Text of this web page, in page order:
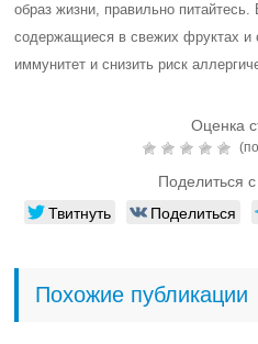
образ жизни, правильно
содержащиеся в свежих фруктах и
иммунитет и снизить риск
Оценка
Поделиться
Твитнуть Поделиться
Похожие публикации